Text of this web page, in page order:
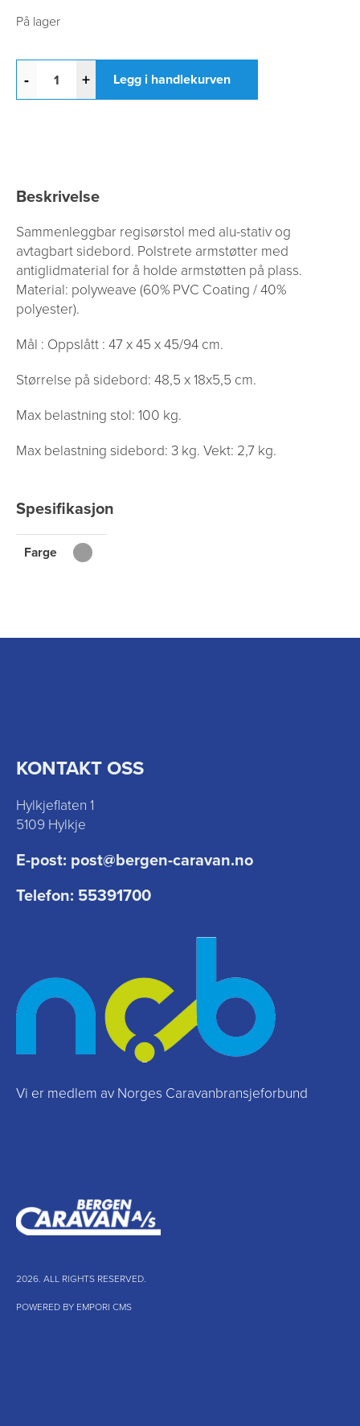
På lager
- + Legg i handlekurven
Beskrivelse
Sammenleggbar regisørstol med alu-stativ og
avtagbart sidebord. Polstrete armstøtter med
antiglidmaterial for å holde armstøtten på plass.
Material: polyweave (60% PVC Coating / 40%
polyester).
Mål : Oppslått : 47 x 45 x 45/94 cm.
Størrelse på sidebord: 48,5 x 18x5,5 cm.
Max belastning stol: 100 kg.
Max belastning sidebord: 3 kg. Vekt: 2,7 kg.
Spesifikasjon
Farge
KONTAKT OSS
Hylkjeflaten 1
5109 Hylkje
E-post: post@bergen-caravan.no
Telefon: 55391700
Vi er medlem av Norges Caravanbransjeforbund
2026. ALL RIGHTS RESERVED.
POWERED BY EMPORI CMS